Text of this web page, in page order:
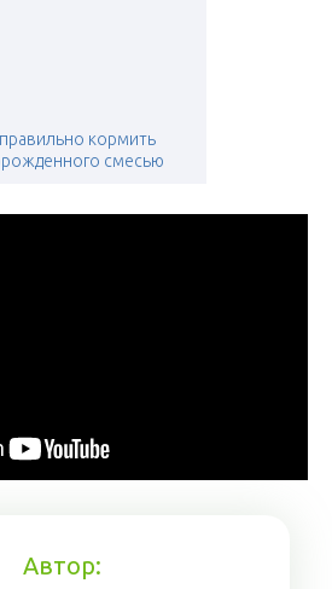
кормить
смесью
Автор: